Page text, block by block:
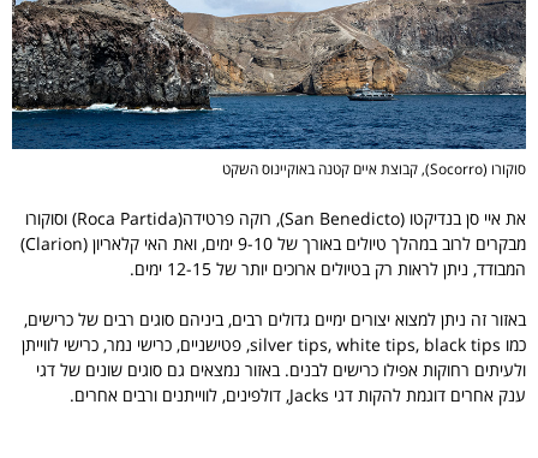
סוקורו (Socorro), קבוצת איים קטנה באוקיינוס השקט
את איי סן בנדיקטו (San Benedicto), רוקה פרטידה(Roca Partida) וסוקורו
מבקרים לרוב במהלך טיולים באורך של 9-10 ימים, ואת האי קלאריון (Clarion)
המבודד, ניתן לראות רק בטיולים ארוכים יותר של 12-15 ימים.
באזור זה ניתן למצוא יצורים ימיים גדולים רבים, ביניהם סוגים רבים של כרישים,
כמו silver tips, white tips, black tips, פטישניים, כרישי נמר, כרישי לווייתן
ולעיתים רחוקות אפילו כרישים לבנים. באזור נמצאים גם סוגים שונים של דגי
ענק אחרים דוגמת להקות דגי Jacks, דולפינים, לווייתנים ורבים אחרים.